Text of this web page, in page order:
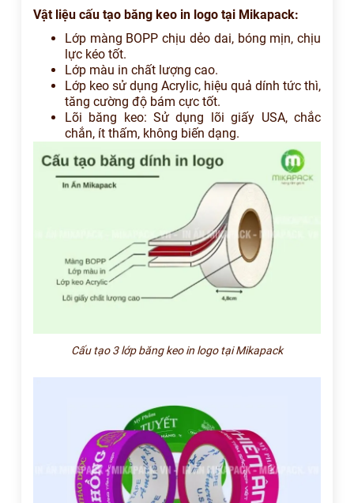
Vật liệu cấu tạo băng keo in logo tại Mikapack:
Lớp màng BOPP chịu dẻo dai, bóng mịn, chịu
lực kéo tốt.
Lớp màu in chất lượng cao.
Lớp keo sử dụng Acrylic, hiệu quả dính tức thì,
tăng cường độ bám cực tốt.
Lõi băng keo: Sử dụng lõi giấy USA, chắc
chắn, ít thấm, không biến dạng.
Cấu tạo 3 lớp băng keo in logo tại Mikapack